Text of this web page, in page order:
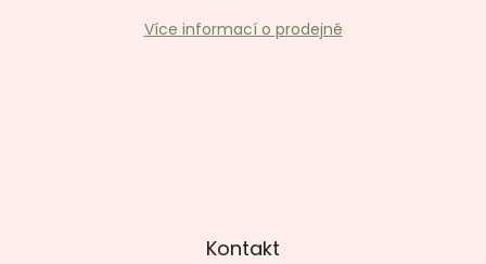
Více informací o prodejně
Kontakt